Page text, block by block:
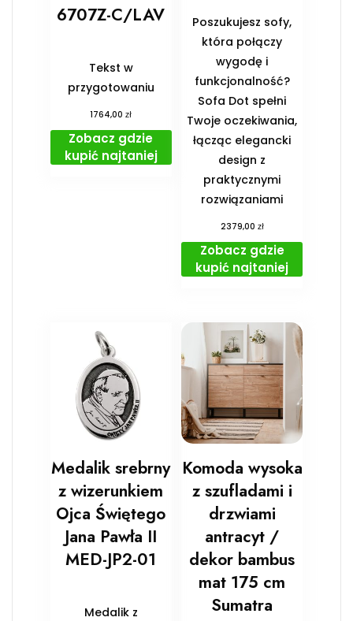
6707Z-C/LAV
Tekst w
przygotowaniu
1764,00zł
Zobacz gdzie
kupić najtaniej
Poszukujesz sofy,
która połączy
wygodę i
funkcjonalność?
Sofa Dot spełni
Twoje oczekiwania,
łącząc elegancki
design z
praktycznymi
rozwiązaniami
2379,00 zł
Zobacz gdzie
kupić najtaniej
Medalik srebrny
z wizerunkiem
Ojca Świętego
Jana Pawła II
MED-JP2-01
Medalik z
Komoda wysoka
z szufladami i
drzwiami
antracyt /
dekor bambus
mat 175 cm
Sumatra